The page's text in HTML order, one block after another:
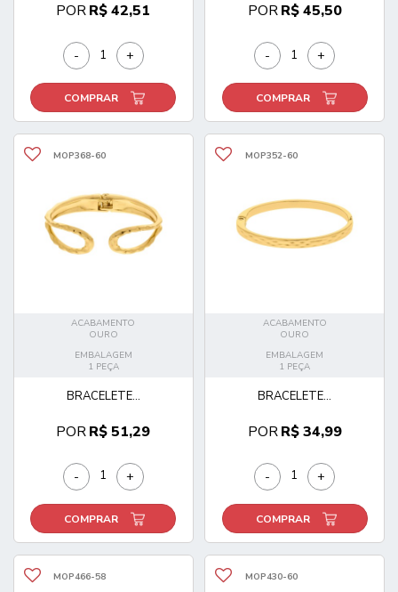
PORR$ 42,51
- +
COMPRAR
PORR$ 45,50
- +
COMPRAR
MOP368-60
ACABAMENTO
OURO
EMBALAGEM
1 PEÇA
BRACELETE...
PORR$ 51,29
- +
COMPRAR
MOP352-60
ACABAMENTO
OURO
EMBALAGEM
1 PEÇA
BRACELETE...
PORR$ 34,99
- +
COMPRAR
MOP466-58 MOP430-60